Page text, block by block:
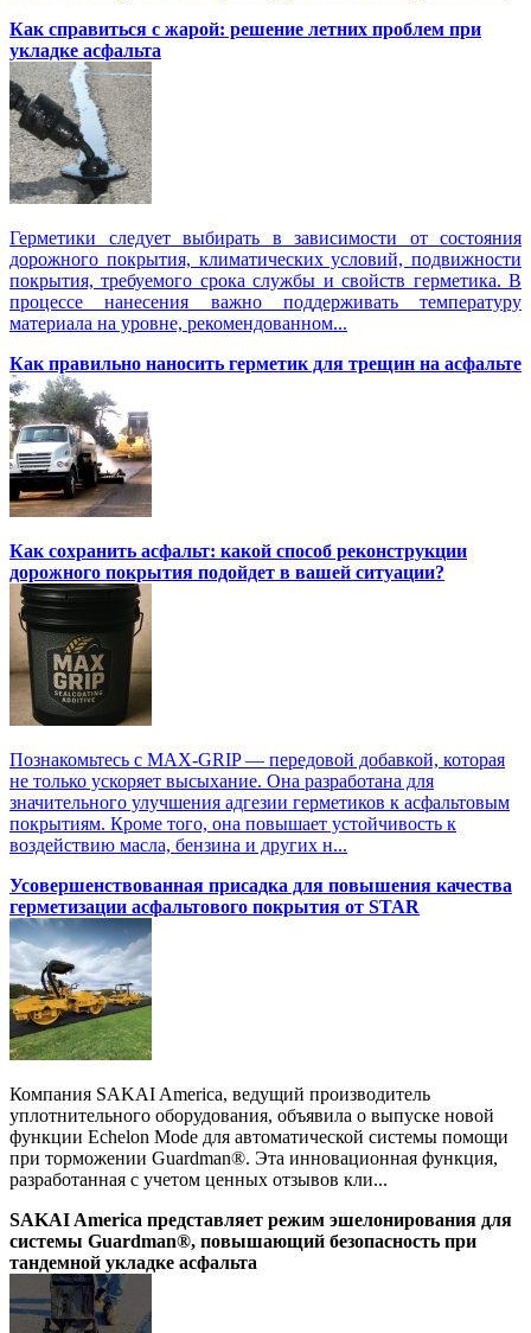
Как справиться с жарой: решение летних проблем при
укладке асфальта
Герметики следует выбирать в зависимости от состояния
дорожного покрытия, климатических условий, подвижности
покрытия, требуемого срока службы и свойств герметика. В
процессе нанесения важно поддерживать температуру
материала на уровне, рекомендованном...
Как правильно наносить герметик для трещин на асфальте
Как сохранить асфальт: какой способ реконструкции
дорожного покрытия подойдет в вашей ситуации?
Познакомьтесь с MAX-GRIP — передовой добавкой, которая
не только ускоряет высыхание. Она разработана для
значительного улучшения адгезии герметиков к асфальтовым
покрытиям. Кроме того, она повышает устойчивость к
воздействию масла, бензина и других н...
Усовершенствованная присадка для повышения качества
герметизации асфальтового покрытия от STAR
Компания SAKAI America, ведущий производитель
уплотнительного оборудования, объявила о выпуске новой
функции Echelon Mode для автоматической системы помощи
при торможении Guardman®. Эта инновационная функция,
разработанная с учетом ценных отзывов кли...
SAKAI America представляет режим эшелонирования для
системы Guardman®, повышающий безопасность при
тандемной укладке асфальта